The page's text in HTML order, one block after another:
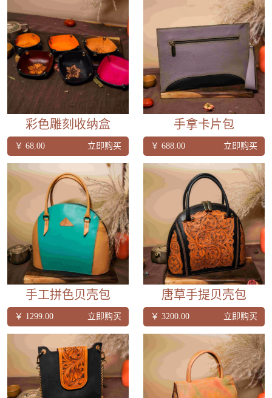
彩色雕刻收纳盒
￥ 68.00 立即购买
手拿卡片包
￥ 688.00 立即购买
手工拼色贝壳包
￥ 1299.00 立即购买
唐草手提贝壳包
￥ 3200.00 立即购买